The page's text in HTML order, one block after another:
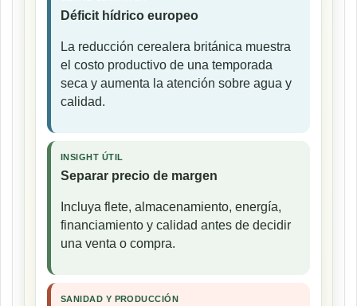
Déficit hídrico europeo
La reducción cerealera británica muestra
el costo productivo de una temporada
seca y aumenta la atención sobre agua y
calidad.
INSIGHT ÚTIL
Separar precio de margen
Incluya flete, almacenamiento, energía,
financiamiento y calidad antes de decidir
una venta o compra.
SANIDAD Y PRODUCCIÓN